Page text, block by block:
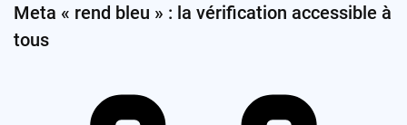
Meta « rend bleu » : la vérification accessible à
tous